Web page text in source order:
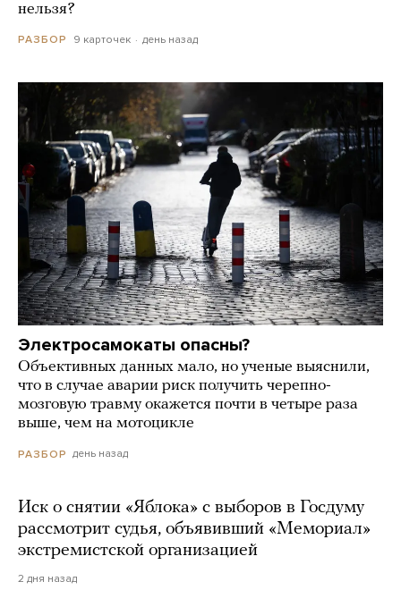
нельзя?
РАЗБОР 9 карточек день назад
Электросамокаты опасны?
Объективных данных мало, но ученые выяснили,
что в случае аварии риск получить черепно-
мозговую травму окажется почти в четыре раза
выше, чем на мотоцикле
РАЗБОР день назад
Иск о снятии «Яблока» с выборов в Госдуму
рассмотрит судья, объявивший «Мемориал»
экстремистской организацией
2 дня назад